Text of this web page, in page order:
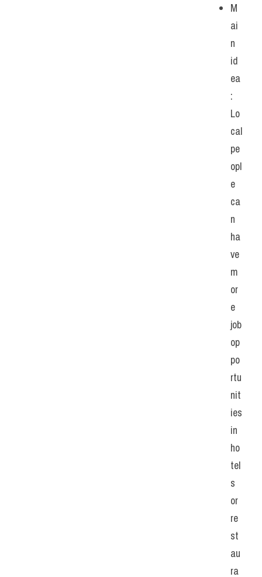
M
ai
n
id
ea
:
Lo
cal
pe
opl
e
ca
n
ha
ve
m
or
e
job
op
po
rtu
nit
ies
in
ho
tel
s
or
re
st
au
ra